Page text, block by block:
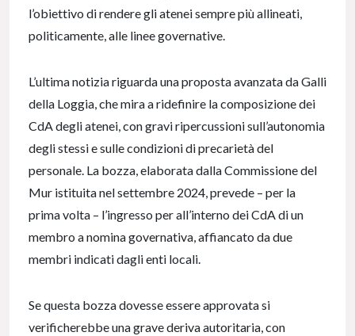
l’obiettivo di rendere gli atenei sempre più allineati,
politicamente, alle linee governative.
L’ultima notizia riguarda una proposta avanzata da Galli
della Loggia, che mira a ridefinire la composizione dei
CdA degli atenei, con gravi ripercussioni sull’autonomia
degli stessi e sulle condizioni di precarietà del
personale. La bozza, elaborata dalla Commissione del
Mur istituita nel settembre 2024, prevede – per la
prima volta – l’ingresso per all’interno dei CdA di un
membro a nomina governativa, affiancato da due
membri indicati dagli enti locali.
Se questa bozza dovesse essere approvata si
verificherebbe una grave deriva autoritaria, con